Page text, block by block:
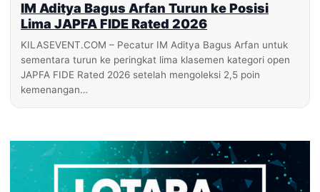
IM Aditya Bagus Arfan Turun ke Posisi
Lima JAPFA FIDE Rated 2026
KILASEVENT.COM – Pecatur IM Aditya Bagus Arfan untuk
sementara turun ke peringkat lima klasemen kategori open
JAPFA FIDE Rated 2026 setelah mengoleksi 2,5 poin
kemenangan…